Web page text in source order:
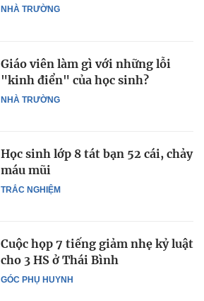
NHÀ TRƯỜNG
NHÀ TRƯỜNG
Giáo viên làm gì với những lỗi
"kinh điển" của học sinh?
TRẮC NGHIỆM
Học sinh lớp 8 tát bạn 52 cái, chảy
máu mũi
GÓC PHỤ HUYNH
Cuộc họp 7 tiếng giảm nhẹ kỷ luật
cho 3 HS ở Thái Bình